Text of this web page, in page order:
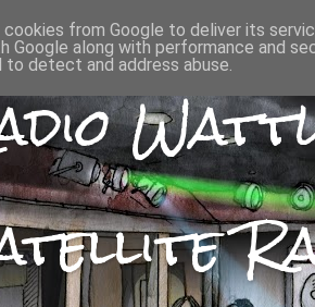
from Google to deliver its
Google along with performance and
detect and address abuse.